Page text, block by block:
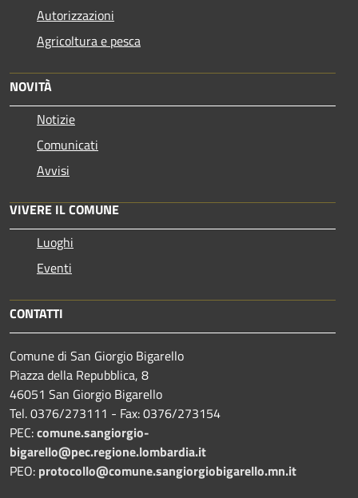
Autorizzazioni
Agricoltura e pesca
NOVITÀ
Notizie
Comunicati
Avvisi
VIVERE IL COMUNE
Luoghi
Eventi
CONTATTI
Comune di San Giorgio Bigarello
Piazza della Repubblica, 8
46051 San Giorgio Bigarello
Tel. 0376/273111 - Fax: 0376/273154
PEC:comune.sangiorgio-
bigarello@pec.regione.lombardia.it
PEO: protocollo@comune.sangiorgiobigarello.mn.it